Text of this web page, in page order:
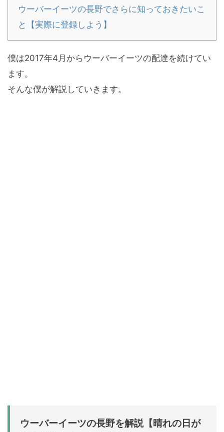
ウーバーイーツの長野でさらに知っておきたいこ
と【実際に登録しよう】
僕は2017年4月からウーバーイーツの配達を続けてい
ます。
そんな僕が解説していきます。
ウーバーイーツの長野を解説【晴れの日が